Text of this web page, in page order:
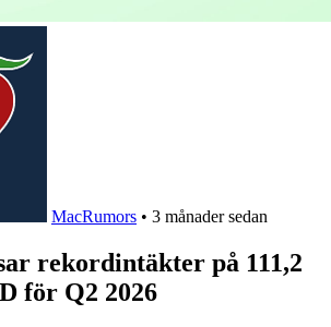
MacRumors • 3 månader sedan
rekordintäkter på 111,2
för Q2 2026